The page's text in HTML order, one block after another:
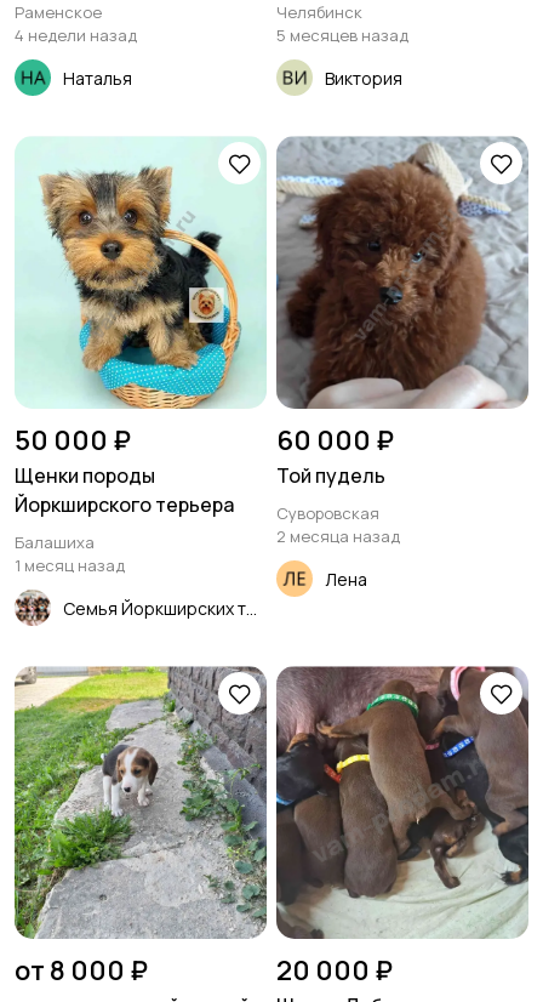
Раменское
4 недели назад
Наталья
Челябинск
5 месяцев назад
Виктория
50 000 ₽
Щенки породы
Йоркширского терьера
Балашиха
1 месяц назад
60 000 ₽
Той пудель
Суворовская
2 месяца назад
Лена
от 8 000 ₽ 20 000 ₽